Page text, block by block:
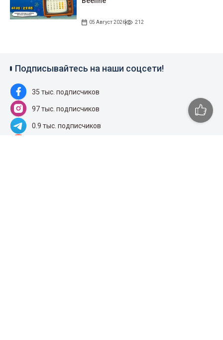
05 Август 2026 212
Подписывайтесь на наши соцсети!
35 тыс. подписчиков
97 тыс. подписчиков
0.9 тыс. подписчиков